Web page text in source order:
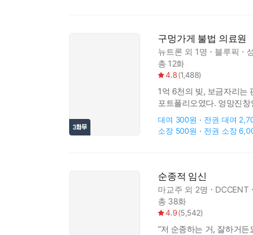
구멍가게 불법 의료원
뉴트론 외 1명 블루픽
총 12화
4.8(1,488)
1억 6천의 빚, 보금자리는
포트폴리오였다. 엉망진
종잡을 수 없게 되는데….
대여 300원 전권 대여
소장 500원 전권 소장
순종적 임신
마교주 외 2명 DCCENT
총 38화
4.9(5,542)
“저 순종하는 거, 잘하거